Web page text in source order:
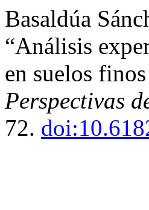
Basaldúa
“Análisis
en suelos
Perspectivas
72.